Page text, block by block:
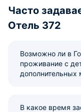
Часто
Отель 372
Возможно ли в
проживание с
дополнительных
В какое время